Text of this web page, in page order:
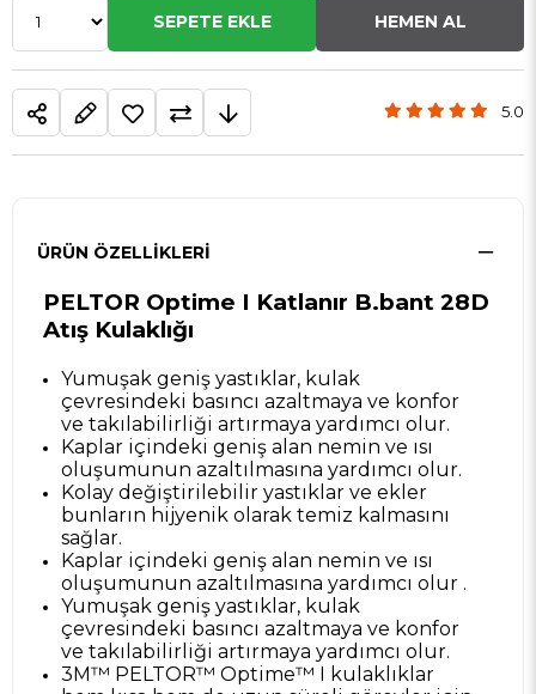
5.0
ÜRÜN ÖZELLIKLERI
PELTOR Optime I Katlanır B.bant 28D
Atış Kulaklığı
Yumuşak geniş yastıklar, kulak
çevresindeki basıncı azaltmaya ve konfor
ve takılabilirliği artırmaya yardımcı olur.
Kaplar içindeki geniş alan nemin ve ısı
oluşumunun azaltılmasına yardımcı olur.
Kolay değiştirilebilir yastıklar ve ekler
bunların hijyenik olarak temiz kalmasını
sağlar.
Kaplar içindeki geniş alan nemin ve ısı
oluşumunun azaltılmasına yardımcı olur .
Yumuşak geniş yastıklar, kulak
çevresindeki basıncı azaltmaya ve konfor
ve takılabilirliği artırmaya yardımcı olur.
3M™ PELTOR™ Optime™ I kulaklıklar